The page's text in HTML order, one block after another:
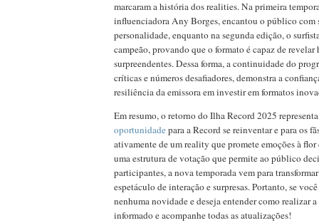
marcaram a história dos realities. Na primeira
influenciadora Any Borges, encantou o público com
personalidade, enquanto na segunda edição, o
campeão, provando que o formato é capaz de revelar
surpreendentes. Dessa forma, a continuidade do
críticas e números desafiadores, demonstra a
resiliência da emissora em investir em formatos
Em resumo, o retorno do Ilha Record 2025
oportunidadepara a Record se reinventar e para os
ativamente de um reality que promete emoções à
uma estrutura de votação que permite ao público
participantes, a nova temporada vem para
espetáculo de interação e surpresas. Portanto, se
nenhuma novidade e deseja entender como realizar
informado e acompanhe todas as atualizações!